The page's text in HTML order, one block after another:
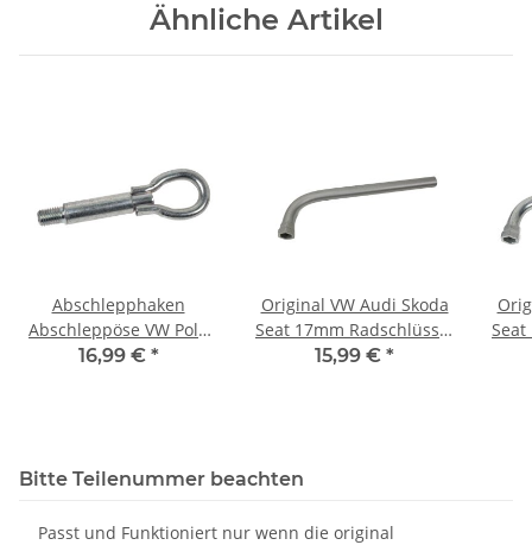
Ähnliche Artikel
Abschlepphaken
Abschleppöse VW Polo
6R Up Seat Mii Skoda
16,99 € *
Original VW Audi Skoda
Seat 17mm Radschlüssel
Steckschlüssel
15,99 € *
Seat
Bitte Teilenummer beachten
Passt und Funktioniert nur wenn die original